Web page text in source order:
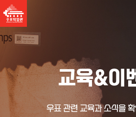
교육&이
우표 관련 교육과 소식을